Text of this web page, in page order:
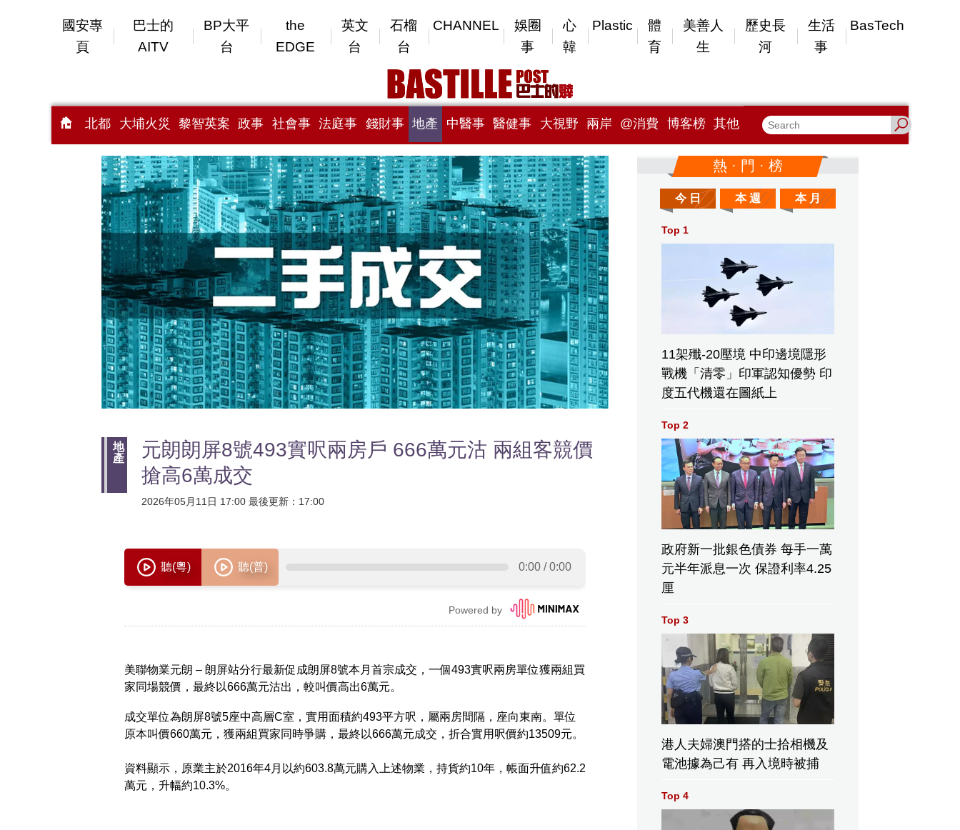
國安專
頁
巴士的
AITV
BP大平
台
the
EDGE
英文
台
石榴
台
CHANNEL
娛圈
事
心
韓
Plastic
體
育
美善人
生
歷史長
河
生活
事
BasTech
北都 大埔火災 黎智英案 政事 社會事 法庭事 錢財事 地產 中醫事 醫健事 大視野 兩岸 @消費 博客榜 其他
地
產
元朗朗屏8號493實呎兩房戶 666萬元沽 兩組客競價
搶高6萬成交
2026年05月11日 17:00 最後更新：17:00
美聯物業元朗 – 朗屏站分行最新促成朗屏8號本月首宗成交，一個493實呎兩房單位獲兩組買
家同場競價，最終以666萬元沽出，較叫價高出6萬元。
成交單位為朗屏8號5座中高層C室，實用面積約493平方呎，屬兩房間隔，座向東南。單位
原本叫價660萬元，獲兩組買家同時爭購，最終以666萬元成交，折合實用呎價約13509元。
資料顯示，原業主於2016年4月以約603.8萬元購入上述物業，持貨約10年，帳面升值約62.2
萬元，升幅約10.3%。
熱 · 門 · 榜
今 日 本 週 本 月
Top 1
11架殲-20壓境 中印邊境隱形
戰機「清零」印軍認知優勢 印
度五代機還在圖紙上
Top 2
政府新一批銀色債券 每手一萬
元半年派息一次 保證利率4.25
厘
Top 3
港人夫婦澳門搭的士拾相機及
電池據為己有 再入境時被捕
Top 4